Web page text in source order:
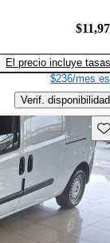
El precio incluye tasas
$236/mes
Verif. disponibilidad